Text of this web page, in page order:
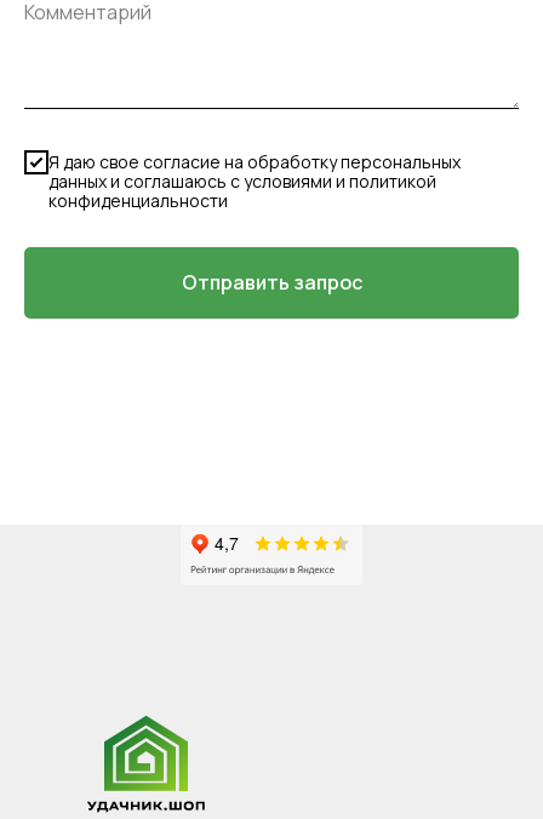
Я даю свое согласие на обработку персональных
данных и соглашаюсь с условиями и политикой
конфиденциальности
Отправить запрос